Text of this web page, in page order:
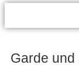
Garde und